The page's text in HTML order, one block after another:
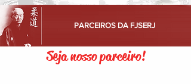
PARCEIROS DA FJSERJ
Seja nosso parceiro!